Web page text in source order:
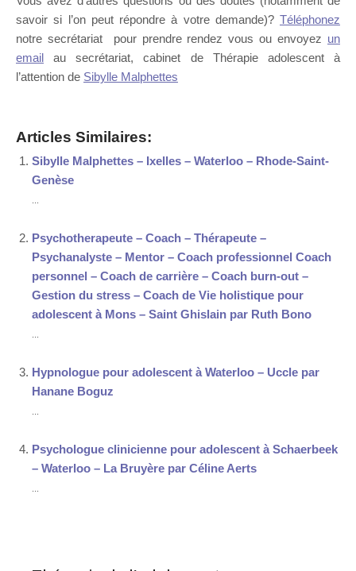
savoir si l’on peut répondre à votre demande)? Téléphonez
notre secrétariat pour prendre rendez vous ou envoyez un
email au secrétariat, cabinet de Thérapie adolescent à
l’attention de Sibylle Malphettes
Articles Similaires:
Sibylle Malphettes – Ixelles – Waterloo – Rhode-Saint-
Genèse
Psychotherapeute – Coach – Thérapeute –
Psychanalyste – Mentor – Coach professionnel Coach
personnel – Coach de carrière – Coach burn-out –
Gestion du stress – Coach de Vie holistique pour
adolescent à Mons – Saint Ghislain par Ruth Bono
Hypnologue pour adolescent à Waterloo – Uccle par
Hanane Boguz
Psychologue clinicienne pour adolescent à Schaerbeek
– Waterloo – La Bruyère par Céline Aerts